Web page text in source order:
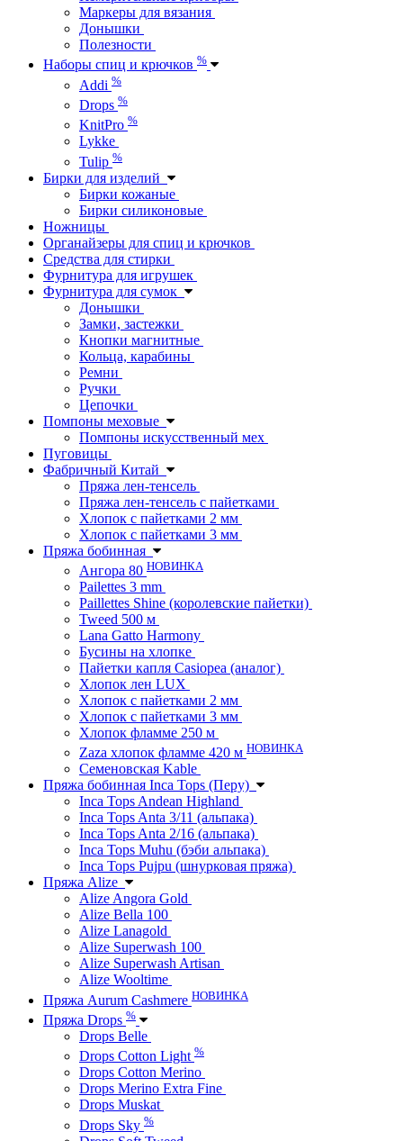
Маркеры для вязания
Донышки
Полезности
Наборы спиц и крючков %
Addi %
Drops %
KnitPro %
Lykke
Tulip %
Бирки для изделий
Бирки кожаные
Бирки силиконовые
Ножницы
Органайзеры для спиц и крючков
Средства для стирки
Фурнитура для игрушек
Фурнитура для сумок
Донышки
Замки, застежки
Кнопки магнитные
Кольца, карабины
Ремни
Ручки
Цепочки
Помпоны меховые
Помпоны искусственный мех
Пуговицы
Фабричный Китай
Пряжа лен-тенсель
Пряжа лен-тенсель с пайетками
Хлопок с пайетками 2 мм
Хлопок с пайетками 3 мм
Пряжа бобинная
Ангора 80 НОВИНКА
Pailettes 3 mm
Paillettes Shine (королевские пайетки)
Tweed 500 м
Lana Gatto Harmony
Бусины на хлопке
Пайетки капля Casiopea (аналог)
Хлопок лен LUX
Хлопок с пайетками 2 мм
Хлопок с пайетками 3 мм
Хлопок фламме 250 м
Zaza хлопок фламме 420 м НОВИНКА
Семеновская Kable
Пряжа бобинная Inca Tops (Перу)
Inca Tops Andean Highland
Inca Tops Anta 3/11 (альпака)
Inca Tops Anta 2/16 (альпака)
Inca Tops Muhu (бэби альпака)
Inca Tops Pujpu (шнурковая пряжа)
Пряжа Alize
Alize Angora Gold
Alize Bella 100
Alize Lanagold
Alize Superwash 100
Alize Superwash Artisan
Alize Wooltime
Пряжа Aurum Cashmere НОВИНКА
Пряжа Drops %
Drops Belle
Drops Cotton Light %
Drops Cotton Merino
Drops Merino Extra Fine
Drops Muskat
Drops Sky %